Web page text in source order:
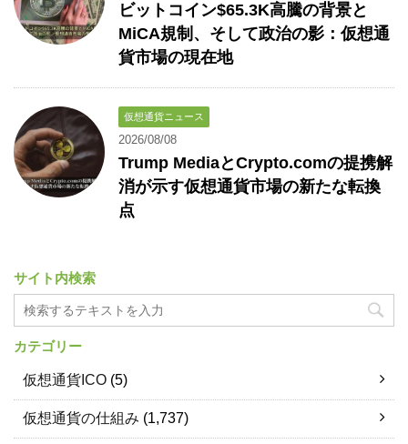
ビットコイン$65.3K高騰の背景と
MiCA規制、そして政治の影：仮想通
貨市場の現在地
仮想通貨ニュース
2026/08/08
Trump MediaとCrypto.comの提携解
消が示す仮想通貨市場の新たな転換
点
サイト内検索
カテゴリー
仮想通貨ICO (5)
仮想通貨の仕組み (1,737)